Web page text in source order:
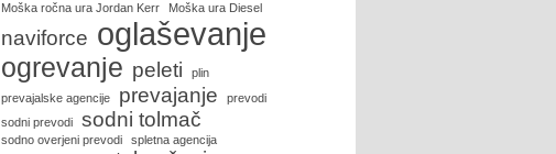
Moška ročna ura Jordan Kerr Moška ura Diesel
naviforce oglaševanje
ogrevanje peleti
plin
prevajalske agencije
prevajanje
prevodi
sodni prevodi
sodni tolmač
sodno overjeni prevodi spletna agencija